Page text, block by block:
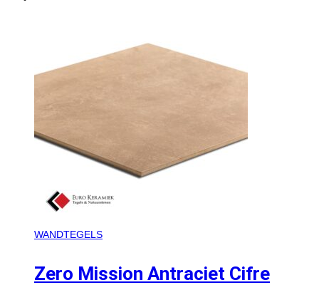
WANDTEGELS
Zero Mission Antraciet Cifre